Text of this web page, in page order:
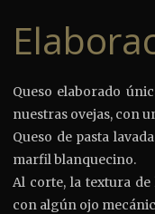
Queso elaborado
nuestras ovejas, con
Queso de pasta
marfil blanquecino.
Al corte, la textura
con algún ojo